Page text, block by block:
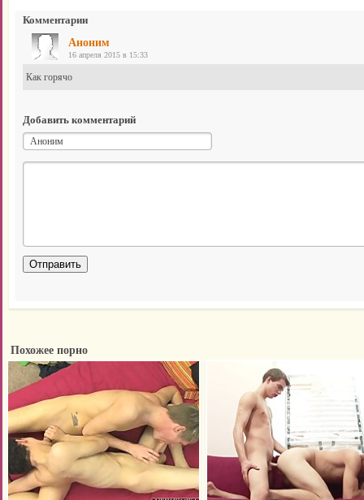
Комментарии
Аноним
16 апреля 2015 в 15:33
Как горячо
Добавить комментарий
Похожее порно